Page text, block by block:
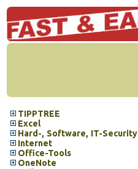
TIPPTREE
Excel
Hard-, Software, IT-Security
Internet
Office-Tools
OneNote